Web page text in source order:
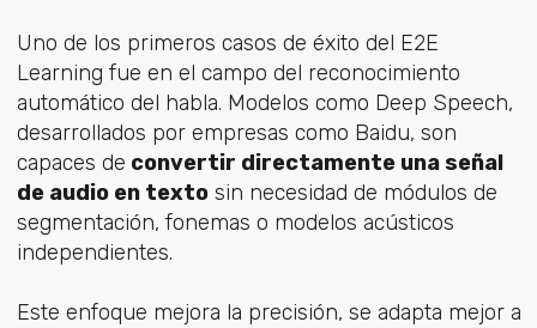
Uno de los primeros casos de éxito del E2E
Learning fue en el campo del reconocimiento
automático del habla. Modelos como Deep Speech,
desarrollados por empresas como Baidu, son
capaces de convertir directamente una señal
de audio en textosin necesidad de módulos de
segmentación, fonemas o modelos acústicos
independientes.
Este enfoque mejora la precisión, se adapta mejor a